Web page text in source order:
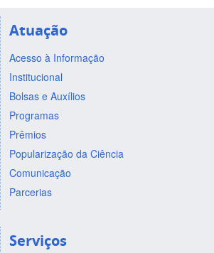
Atuação
Acesso à Informação
Institucional
Bolsas e Auxílios
Programas
Prêmios
Popularização da Ciência
Comunicação
Parcerias
Serviços